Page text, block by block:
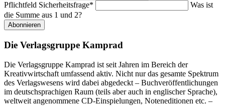
Pflichtfeld Sicherheitsfrage*
Was ist
die Summe aus 1 und 2?
Abonnieren
Die Verlagsgruppe Kamprad
Die Verlagsgruppe Kamprad ist seit Jahren im Bereich der
Kreativwirtschaft umfassend aktiv. Nicht nur das gesamte Spektrum
des Verlagswesens wird dabei abgedeckt – Buchveröffentlichungen
im deutschsprachigen Raum (teils aber auch in englischer Sprache),
weltweit angenommene CD-Einspielungen, Noteneditionen etc. –